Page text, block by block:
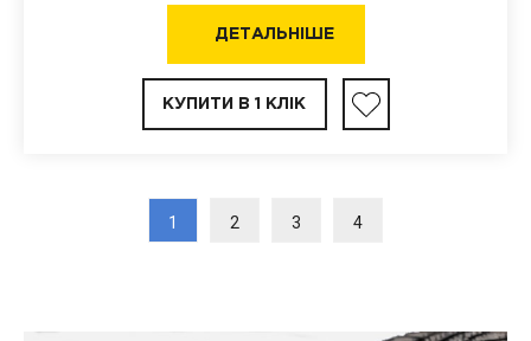
ДЕТАЛЬНІШЕ
КУПИТИ В 1 КЛІК
1 2 3 4